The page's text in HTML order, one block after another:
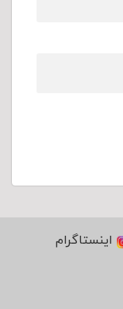
اینستاگرام